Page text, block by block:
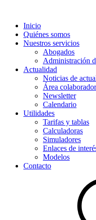
Inicio
Quiénes somos
Nuestros servicios
Abogados
Administración
Actualidad
Noticias de
Área
Newsletter
Calendario
Utilidades
Tarifas y tablas
Calculadoras
Simuladores
Enlaces de
Modelos
Contacto